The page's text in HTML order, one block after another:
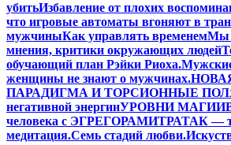
убитьИзбавление от плохих
что игровые автоматы вгоняют в
мужчиныКак управлять временемМы
мнения, критики окружающих людей
обучающий план Рэйки Риоха.
женщины не знают о мужчинах.
ПАРАДИГМА И ТОРСИОННЫЕ
негативной энергииУРОВНИ МАГИИ
человека с ЭГРЕГОРАМИТРАТАК —
медитация.Семь стадий любви.